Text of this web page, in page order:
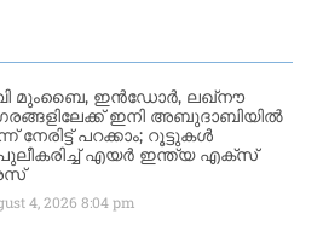
മുംബൈ, ഇൻഡോർ, ലഖ്നൗ
ഇനി അബുദാബിയിൽ
നേരിട്ട് പറക്കാം; റൂട്ടുകൾ
എയർ ഇന്ത്യ എക്സ്
4, 20268:04 pm